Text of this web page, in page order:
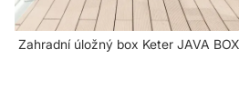
Zahradní úložný box Keter JAVA